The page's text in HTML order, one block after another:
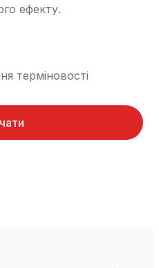
ефекту.
терміновості